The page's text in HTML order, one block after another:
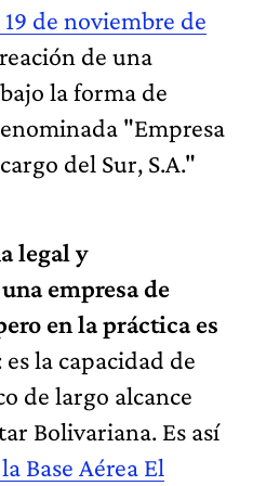
de noviembre de
de una
la forma de
"Empresa
del Sur, S.A."
legal y
empresa de
en la práctica es
es la capacidad de
de largo alcance
Bolivariana. Es así
Base Aérea El